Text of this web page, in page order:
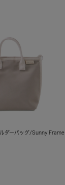
ダーバッグ/Sunny Frame